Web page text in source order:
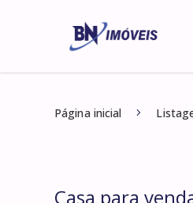
Página inicial
Casa para